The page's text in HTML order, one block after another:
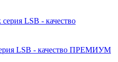
LSB - качество ПРЕМИУМ